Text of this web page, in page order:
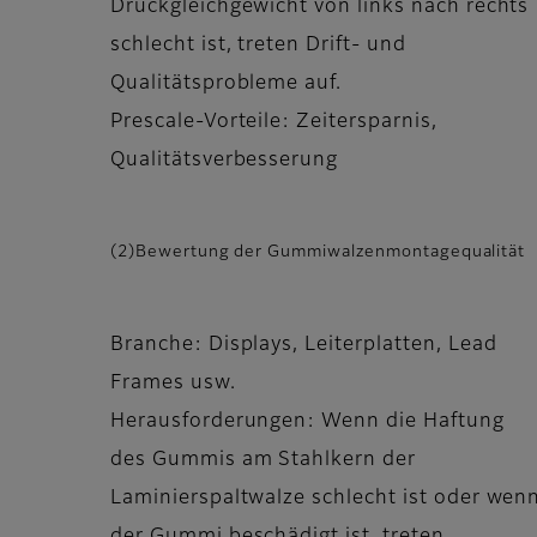
Druckgleichgewicht von links nach rechts
schlecht ist, treten Drift- und
Qualitätsprobleme auf.
Prescale-Vorteile: Zeitersparnis,
Qualitätsverbesserung
(2)Bewertung der Gummiwalzenmontagequalität
Branche: Displays, Leiterplatten, Lead
Frames usw.
Herausforderungen: Wenn die Haftung
des Gummis am Stahlkern der
Laminierspaltwalze schlecht ist oder